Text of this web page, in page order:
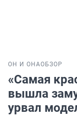
ОН И ОНАОБЗОР
«Самая
вышла
урвал